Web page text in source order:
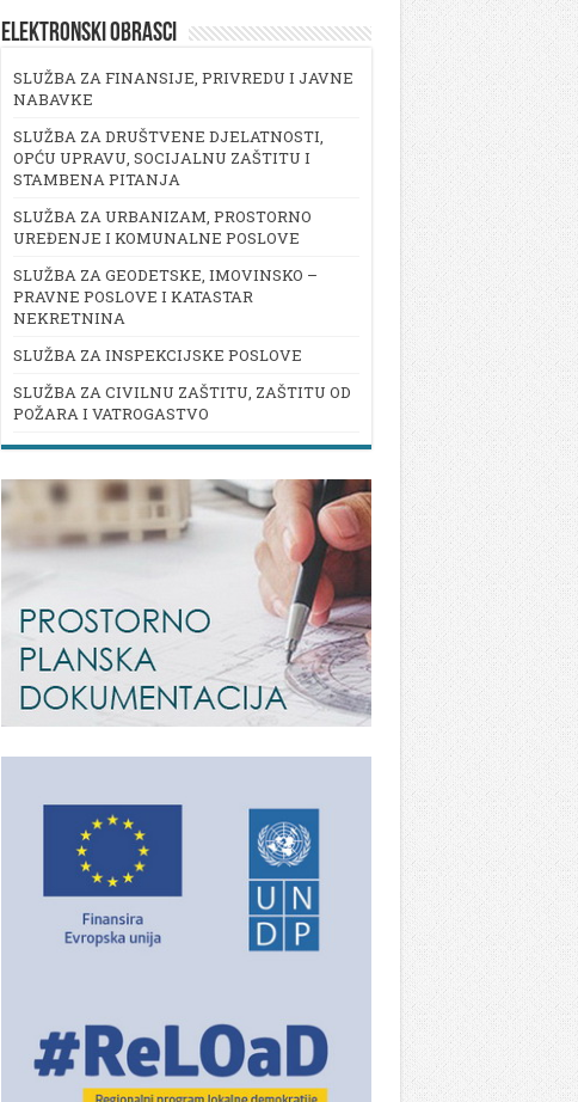
ELEKTRONSKI OBRASCI
SLUŽBA ZA FINANSIJE, PRIVREDU I JAVNE
NABAVKE
SLUŽBA ZA DRUŠTVENE DJELATNOSTI,
OPĆU UPRAVU, SOCIJALNU ZAŠTITU I
STAMBENA PITANJA
SLUŽBA ZA URBANIZAM, PROSTORNO
UREĐENJE I KOMUNALNE POSLOVE
SLUŽBA ZA GEODETSKE, IMOVINSKO –
PRAVNE POSLOVE I KATASTAR
NEKRETNINA
SLUŽBA ZA INSPEKCIJSKE POSLOVE
SLUŽBA ZA CIVILNU ZAŠTITU, ZAŠTITU OD
POŽARA I VATROGASTVO